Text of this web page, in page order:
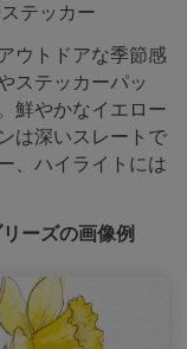
テッカー
ウトドアな季節感
ステッカーパッ
鮮やかなイエロー
は深いスレートで
、ハイライトには
ーズの画像例